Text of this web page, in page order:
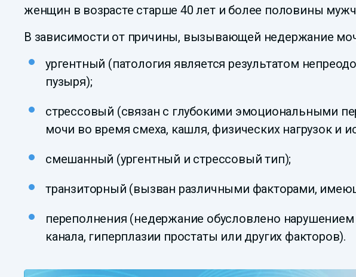
женщин в возрасте старше 40 лет и более половины
В зависимости от причины, вызывающей недержание
ургентный (патология является результатом
пузыря);
стрессовый (связан с глубокими эмоциональными
мочи во время смеха, кашля, физических нагрузок и
смешанный (ургентный и стрессовый тип);
транзиторный (вызван различными факторами,
переполнения (недержание обусловлено
канала, гиперплазии простаты или других факторов).